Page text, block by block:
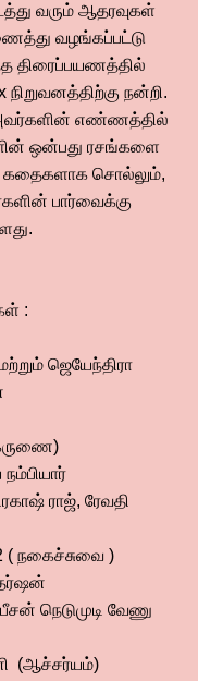
வரும் ஆதரவுகள்
வழங்கப்பட்டு
திரைப்பயணத்தில்
நன்றி.
அவர்களின் எண்ணத்தில்
ஒன்பது ரசங்களை
கதைகளாக சொல்லும்,
பார்வைக்கு
:
ஜெயேந்திரா
ராஜ், ரேவதி
( நகைச்சுவை )
நெடுமுடி வேணு
(ஆச்சர்யம்)